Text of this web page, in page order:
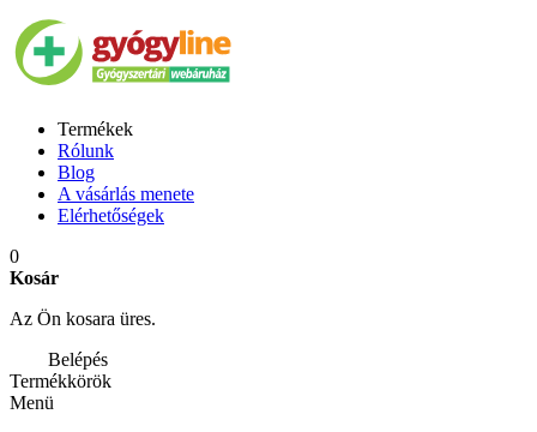
Termékek
Rólunk
Blog
A vásárlás menete
Elérhetőségek
0
Kosár
Az Ön kosara üres.
Belépés
Termékkörök
Menü